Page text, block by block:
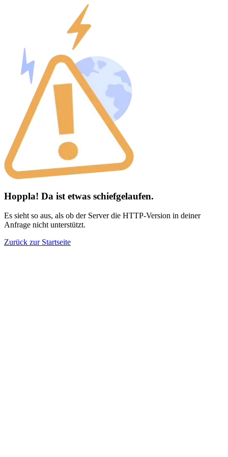
Hoppla! Da ist etwas schiefgelaufen.
Es sieht so aus, als ob der Server die HTTP-Version in deiner
Anfrage nicht unterstützt.
Zurück zur Startseite